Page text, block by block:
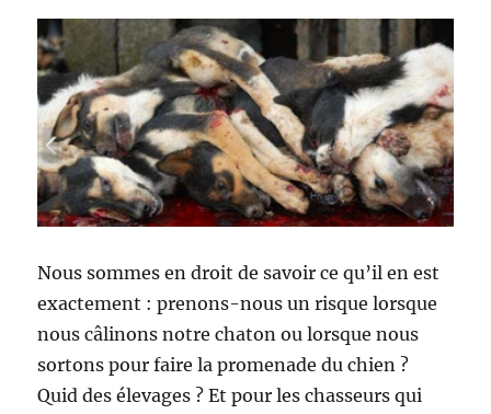
Nous sommes en droit de savoir ce qu’il en est
exactement : prenons-nous un risque lorsque
nous câlinons notre chaton ou lorsque nous
sortons pour faire la promenade du chien ?
Quid des élevages ? Et pour les chasseurs qui